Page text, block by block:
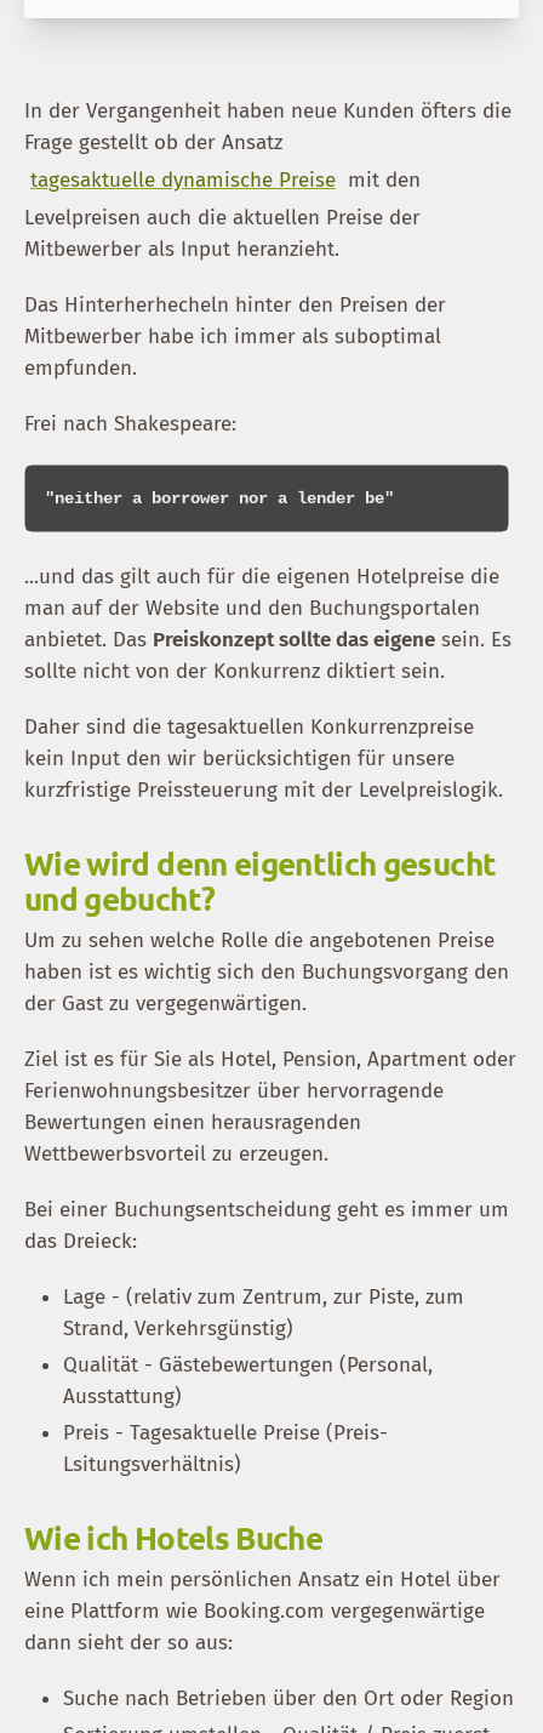
In der Vergangenheit haben neue Kunden öfters die
Frage gestellt ob der Ansatz
tagesaktuelle dynamische Preise mit den
Levelpreisen auch die aktuellen Preise der
Mitbewerber als Input heranzieht.
Das Hinterherhecheln hinter den Preisen der
Mitbewerber habe ich immer als suboptimal
empfunden.
Frei nach Shakespeare:
...und das gilt auch für die eigenen Hotelpreise die
man auf der Website und den Buchungsportalen
anbietet. Das Preiskonzept sollte das eigene sein. Es
sollte nicht von der Konkurrenz diktiert sein.
Daher sind die tagesaktuellen Konkurrenzpreise
kein Input den wir berücksichtigen für unsere
kurzfristige Preissteuerung mit der Levelpreislogik.
Wie wird denn eigentlich gesucht
und gebucht?
Um zu sehen welche Rolle die angebotenen Preise
haben ist es wichtig sich den Buchungsvorgang den
der Gast zu vergegenwärtigen.
Ziel ist es für Sie als Hotel, Pension, Apartment oder
Ferienwohnungsbesitzer über hervorragende
Bewertungen einen herausragenden
Wettbewerbsvorteil zu erzeugen.
Bei einer Buchungsentscheidung geht es immer um
das Dreieck:
Lage - (relativ zum Zentrum, zur Piste, zum
Strand, Verkehrsgünstig)
Qualität - Gästebewertungen (Personal,
Ausstattung)
Preis - Tagesaktuelle Preise (Preis-
Lsitungsverhältnis)
Wie ich Hotels Buche
Wenn ich mein persönlichen Ansatz ein Hotel über
eine Plattform wie Booking.com vergegenwärtige
dann sieht der so aus:
Suche nach Betrieben über den Ort oder Region